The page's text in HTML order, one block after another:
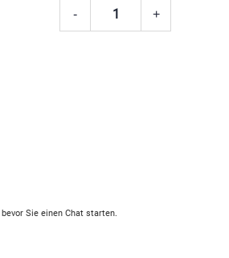
- +
bevor Sie einen Chat starten.